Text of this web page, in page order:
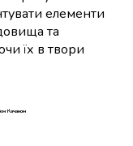
елементи
та
їх в твори
Качаном